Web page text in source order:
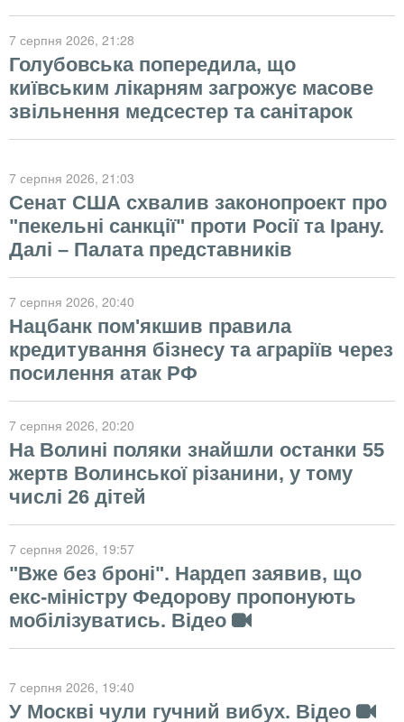
7 серпня 2026, 21:28
Голубовська попередила, що
київським лікарням загрожує масове
звільнення медсестер та санітарок
7 серпня 2026, 21:03
Сенат США схвалив законопроект про
"пекельні санкції" проти Росії та Ірану.
Далі – Палата представників
7 серпня 2026, 20:40
Нацбанк пом'якшив правила
кредитування бізнесу та аграріїв через
посилення атак РФ
7 серпня 2026, 20:20
На Волині поляки знайшли останки 55
жертв Волинської різанини, у тому
числі 26 дітей
7 серпня 2026, 19:57
"Вже без броні". Нардеп заявив, що
екс-міністру Федорову пропонують
мобілізуватись. Відео
7 серпня 2026, 19:40
У Москві чули гучний вибух. Відео